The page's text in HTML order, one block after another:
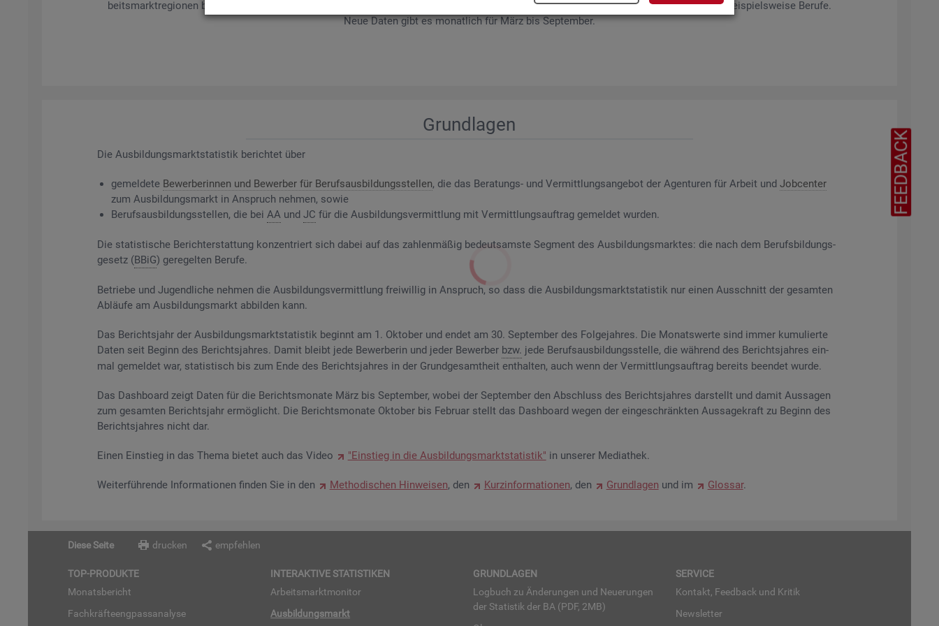
beits­markt­re­gio­nen bil­det es ge­mel­de­te Be­wer­be­rin­nen und Be­wer­ber sowie Be­rufs­aus­bil­dungs­stel­len nach ge­frag­ten Merk­ma­len ab, bei­spiels­wei­se Be­ru­fe.
Neue Daten gibt es mo­nat­lich für März bis Sep­tem­ber.
Grund­la­gen
Die Aus­bil­dungs­markt­sta­tis­tik be­rich­tet über
ge­mel­de­te Be­wer­be­rin­nen und Be­wer­ber für Be­rufs­aus­bil­dungs­stel­len, die das Be­ra­tungs- und Ver­mitt­lungs­an­ge­bot der Agen­tu­ren für Ar­beit und Job­cen­ter
zum Aus­bil­dungs­markt in An­spruch neh­men, sowie
Be­rufs­aus­bil­dungs­stel­len, die bei AAund JC für die Aus­bil­dungs­ver­mitt­lung mit Ver­mitt­lungs­auf­trag ge­mel­det wur­den.
Die sta­tis­ti­sche Be­richt­erstat­tung kon­zen­triert sich dabei auf das zah­len­mä­ßig be­deut­sams­te Seg­ment des Aus­bil­dungs­mark­tes: die nach dem Be­rufs­bil­dungs­
ge­setz (BBiG) ge­re­gel­ten Be­ru­fe.
Be­trie­be und Ju­gend­li­che neh­men die Aus­bil­dungs­ver­mitt­lung frei­wil­lig in An­spruch, so dass die Aus­bil­dungs­markt­sta­tis­tik nur einen Aus­schnitt der ge­sam­ten
Ab­läu­fe am Aus­bil­dungs­markt ab­bil­den kann.
Das Be­richts­jahr der Aus­bil­dungs­markt­sta­tis­tik be­ginnt am 1. Ok­to­ber und endet am 30. Sep­tem­ber des Fol­ge­jah­res. Die Mo­nats­wer­te sind immer ku­mu­lier­te
Daten seit Be­ginn des Be­richts­jah­res. Damit bleibt jede Be­wer­be­rin und jeder Be­wer­ber bzw. jede Be­rufs­aus­bil­dungs­stel­le, die wäh­rend des Be­richts­jah­res ein­
mal ge­mel­det war, sta­tis­tisch bis zum Ende des Be­richts­jah­res in der Grund­ge­samt­heit ent­hal­ten, auch wenn der Ver­mitt­lungs­auf­trag be­reits be­en­det wurde.
Das Da­sh­board zeigt Daten für die Be­richts­mo­na­te März bis Sep­tem­ber, wobei der Sep­tem­ber den Ab­schluss des Be­richts­jah­res dar­stellt und damit Aus­sa­gen
zum ge­sam­ten Be­richts­jahr er­mög­licht. Die Be­richts­mo­na­te Ok­to­ber bis Fe­bru­ar stellt das Da­sh­board wegen der ein­ge­schränk­ten Aus­sa­ge­kraft zu Be­ginn des
Be­richts­jah­res nicht dar.
Einen Ein­stieg in das Thema bie­tet auch das Video "Ein­stieg in die Aus­bil­dungs­markt­sta­tis­tik" in un­se­rer Me­dia­thek.
Wei­ter­füh­ren­de In­for­ma­tio­nen fin­den Sie in den Me­tho­di­schen Hin­wei­sen, den Kurz­in­for­ma­tio­nen, den Grund­la­gen und im Glos­sar.
FEEDBACK
Diese Seite drucken empfehlen
TOP-PRO­DUK­TE
Mo­nats­be­richt
Fach­kräf­te­eng­pass­ana­ly­se
IN­TER­AK­TI­VE STA­TIS­TI­KEN
Ar­beits­markt­mo­ni­tor
Aus­bil­dungs­markt
GRUND­LA­GEN
Log­buch zu Än­de­run­gen und Neue­run­gen
der Sta­tis­tik der BA (PDF, 2MB)
SER­VICE
Kon­takt, Feed­back und Kri­tik
News­let­ter